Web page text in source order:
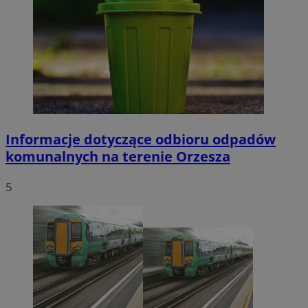
Informacje dotyczące odbioru odpadów
komunalnych na terenie Orzesza
5
.youtube.com
Google Privacy Policy